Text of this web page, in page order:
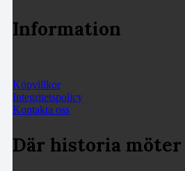
Information
Köpvillkor
Integritetspolicy
Kontakta oss
Där historia